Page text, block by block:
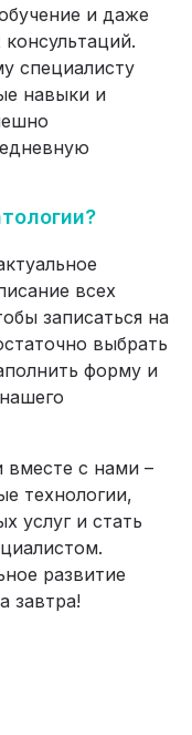
и даже
специалисту
навыки и
всех
записаться на
выбрать
форму и
вместе с нами –
технологии,
услуг и стать
развитие
завтра!